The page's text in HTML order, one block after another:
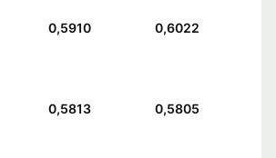
0,5910 0,6022
0,5813 0,5805